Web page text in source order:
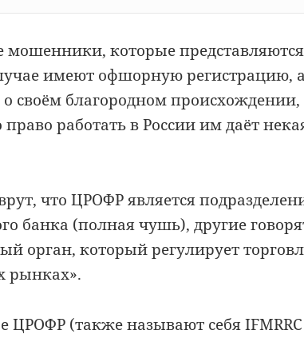
мошенники, которые
имеют офшорную регистрацию,
о своём благородном происхождении,
право работать в России им даёт
что ЦРОФР является
банка (полная чушь), другие
орган, который регулирует
рынках».
ЦРОФР (также называют себя